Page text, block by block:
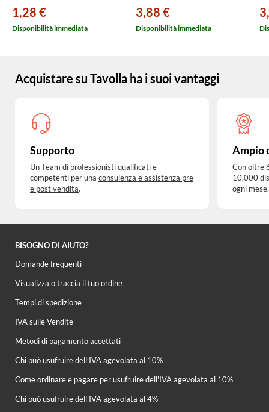
1,28 €
Disponibilità immediata
3,88 €
Disponibilità immediata
Acquistare su Tavolla ha i suoi vantaggi
Supporto
Un Team di professionisti qualificati e
competenti per una consulenza e assistenza pre
e post vendita.
Ampio
Con oltre
10.000
ogni mese.
BISOGNO DI AIUTO?
Domande frequenti
Visualizza o traccia il tuo ordine
Tempi di spedizione
IVA sulle Vendite
Metodi di pagamento accettati
Chi può usufruire dell’IVA agevolata al 10%
Come ordinare e pagare per usufruire dell'IVA agevolata al 10%
Chi può usufruire dell’IVA agevolata al 4%